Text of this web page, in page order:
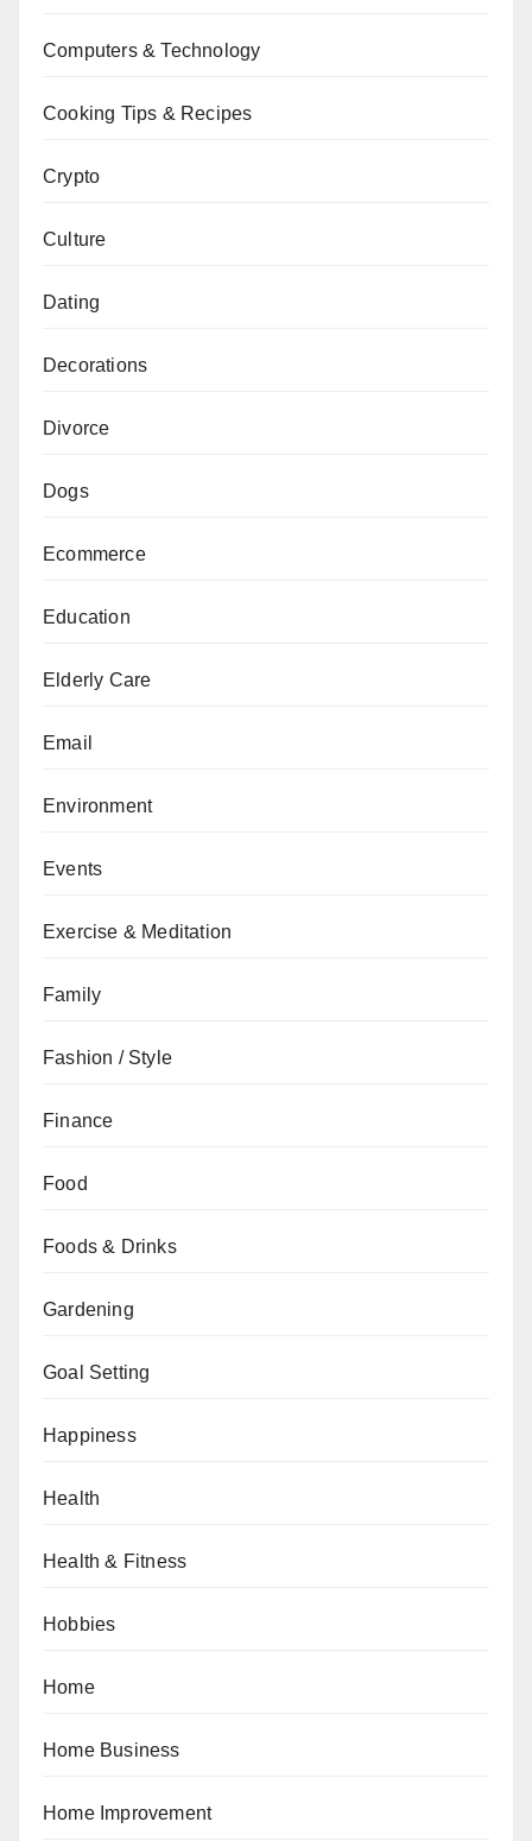
Computers & Technology
Cooking Tips & Recipes
Crypto
Culture
Dating
Decorations
Divorce
Dogs
Ecommerce
Education
Elderly Care
Email
Environment
Events
Exercise & Meditation
Family
Fashion / Style
Finance
Food
Foods & Drinks
Gardening
Goal Setting
Happiness
Health
Health & Fitness
Hobbies
Home
Home Business
Home Improvement